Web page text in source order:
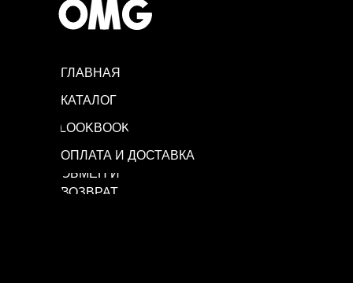
ГЛАВНАЯ
КАТАЛОГ
LOOKBOOK
ОБМЕН И
ВОЗВРАТ
ОПЛАТА И ДОСТАВКА